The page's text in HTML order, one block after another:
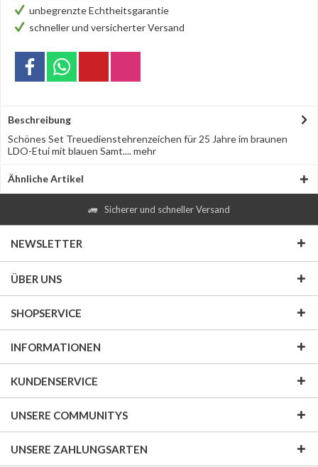
unbegrenzte Echtheitsgarantie
schneller und versicherter Versand
Beschreibung
Schönes Set Treuedienstehrenzeichen für 25 Jahre im braunen
LDO-Etui mit blauen Samt....mehr
Ähnliche Artikel
Sicherer und schneller Versand
NEWSLETTER
ÜBER UNS
SHOPSERVICE
INFORMATIONEN
KUNDENSERVICE
UNSERE COMMUNITYS
UNSERE ZAHLUNGSARTEN